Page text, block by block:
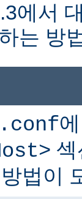
에서
는 방
법이